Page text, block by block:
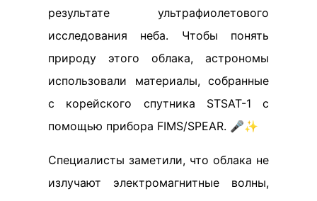
результате ультрафиолетового
исследования неба. Чтобы понять
природу этого облака, астрономы
использовали материалы, собранные
с корейского спутника STSAT-1 с
помощью прибора FIMS/SPEAR. 🎤✨
Специалисты заметили, что облака не
излучают электромагнитные волны,